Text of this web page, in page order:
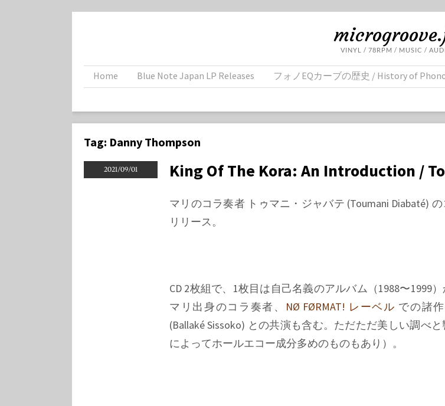
VINYL / 78RPM / MUSIC /
Home Blue Note Japan LP Releases フォノEQカーブの歴史 / History of Phono
Tag: Danny Thompson
2021/09/01 King Of The Kora: An Introduction /
マリのコラ奏者 トゥマニ・ジャバテ (Toumani Diabaté)
リリース。
CD 2枚組で、1枚目は自己名義のアルバム（1988〜1999
マリ出身のコラ奏者、 NØ FØRMAT! レーベル での諸
(Ballaké Sissoko) との共演も含む。ただただ美しい調べ
によってホールエコー成分多めのものもあり）。